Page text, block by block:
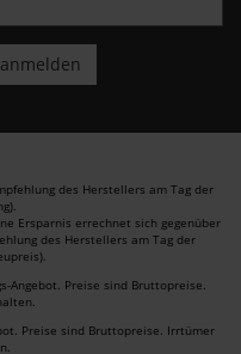
des Herstellers am Tag der
Ersparnis errechnet sich gegenüber
des Herstellers am Tag der
Angebot. Preise sind Bruttopreise.
Preise sind Bruttopreise. Irrtümer